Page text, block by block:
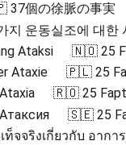
個の徐脈の事実
운동실조에 대한
Ataksi
🇳🇴 25
Ataxie
🇵🇱 25
🇷🇴 25
🇸🇪 25
จจริงเกี่ยวกับ อาการ